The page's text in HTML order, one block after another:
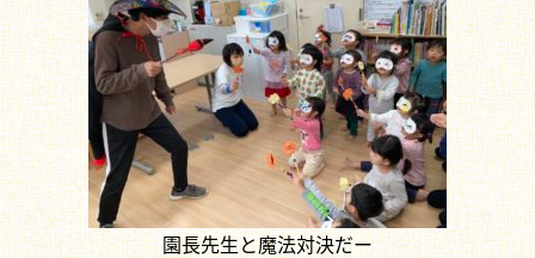
園長先生と魔法対決だー